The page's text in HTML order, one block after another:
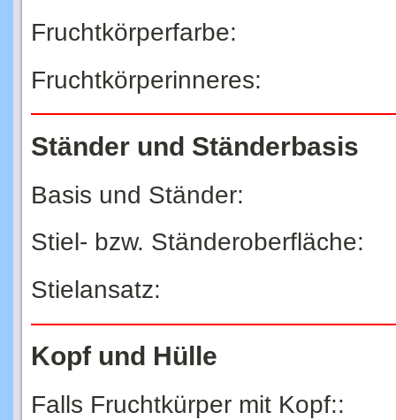
Fruchtkörperfarbe:
Fruchtkörperinneres:
Ständer und Ständerbasis
Basis und Ständer:
Stiel- bzw. Ständeroberfläche:
Stielansatz:
Kopf und Hülle
Falls Fruchtkürper mit Kopf::